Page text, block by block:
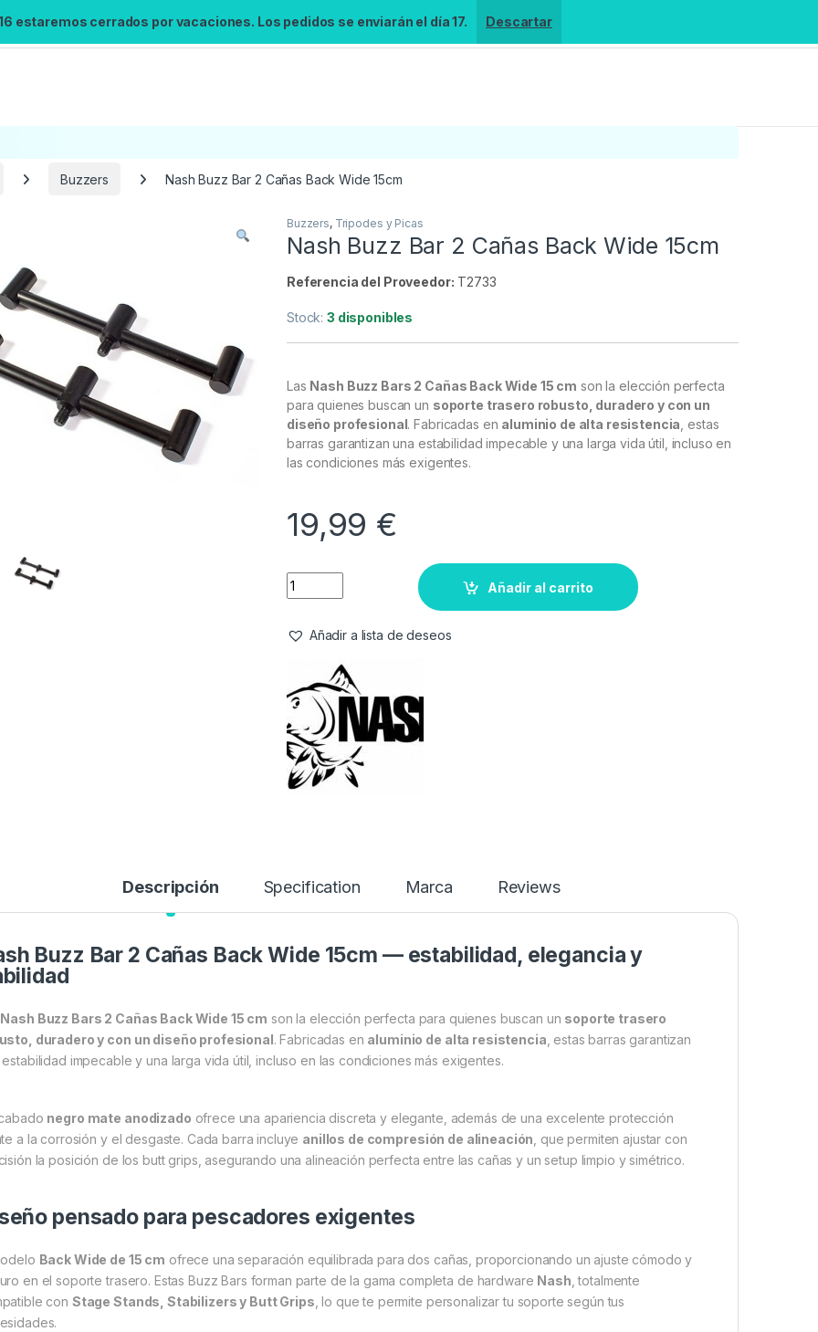
estaremos cerrados por vacaciones. Los pedidos se enviarán el día 17. Descartar
Búsqueda no disponible
No se pudo cargar el widget de búsqueda.
Buzzers Nash Buzz Bar 2 Cañas Back Wide 15cm
Buzzers, Tripodes y Picas
Nash Buzz Bar 2 Cañas Back Wide 15cm
Referencia del Proveedor: T2733
Stock:3 disponibles
Las Nash Buzz Bars 2 Cañas Back Wide 15 cm son la elección perfecta
para quienes buscan un soporte trasero robusto, duradero y con un
diseño profesional. Fabricadas en aluminio de alta resistencia , estas
barras garantizan una estabilidad impecable y una larga vida útil, incluso en
las condiciones más exigentes.
19,99 €
Añadir al carrito
Añadir a lista de deseos
Descripción Specification Marca Reviews
Buzz Bar 2 Cañas Back Wide 15cm — estabilidad, elegancia y
Nash Buzz Bars 2 Cañas Back Wide 15 cm son la elección perfecta para quienes buscan un soporte trasero
duradero y con un diseño profesional. Fabricadas en aluminio de alta resistencia , estas barras garantizan
estabilidad impecable y una larga vida útil, incluso en las condiciones más exigentes.
negro mate anodizado ofrece una apariencia discreta y elegante, además de una excelente protección
a la corrosión y el desgaste. Cada barra incluye anillos de compresión de alineación , que permiten ajustar con
la posición de los butt grips, asegurando una alineación perfecta entre las cañas y un setup limpio y simétrico.
pensado para pescadores exigentes
Back Wide de 15 cm ofrece una separación equilibrada para dos cañas, proporcionando un ajuste cómodo y
en el soporte trasero. Estas Buzz Bars forman parte de la gama completa de hardware Nash , totalmente
con Stage Stands, Stabilizers y Butt Grips , lo que te permite personalizar tu soporte según tus